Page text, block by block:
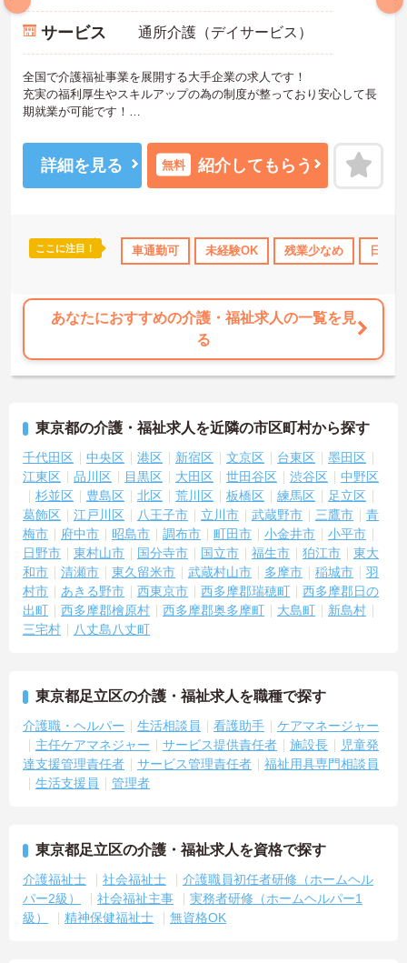
サービス 通所介護（デイサービス）
全国で介護福祉事業を展開する大手企業の求人です！
充実の福利厚生やスキルアップの為の制度が整っており安心して長
期就業が可能です！
すのでお気軽にご相談ください。
詳細を見る 無料 紹介してもらう
ここに注目！ 車通勤可 未経験OK 残業少なめ 日勤
あなたにおすすめの介護・福祉求人の一覧を見
る
東京都の介護・福祉求人を近隣の市区町村から探す
千代田区 中央区 港区 新宿区 文京区 台東区
墨田区
江東区
品川区 目黒区 大田区 世田谷区 渋谷区
中野区
杉並区
豊島区 北区 荒川区 板橋区 練馬区
足立区
葛飾区
江戸川区 八王子市 立川市 武蔵野市 三鷹市
青
梅市
府中市 昭島市 調布市 町田市 小金井市
小平市
日野市
東村山市 国分寺市 国立市 福生市 狛江市
東大
和市
清瀬市 東久留米市 武蔵村山市 多摩市 稲城市
羽
村市
あきる野市 西東京市 西多摩郡瑞穂町
西多摩郡日の
出町
西多摩郡檜原村 西多摩郡奥多摩町 大島町
新島村
三宅村
八丈島八丈町
東京都足立区の介護・福祉求人を職種で探す
介護職・ヘルパー 生活相談員 看護助手
ケアマネージャー
主任ケアマネジャー
サービス提供責任者 施設長
児童発
達支援管理責任者
サービス管理責任者
福祉用具専門相談員
生活支援員
管理者
東京都足立区の介護・福祉求人を資格で探す
介護福祉士 社会福祉士
介護職員初任者研修（ホームヘル
パー2級）
社会福祉主事
実務者研修（ホームヘルパー1
級）
精神保健福祉士 無資格OK